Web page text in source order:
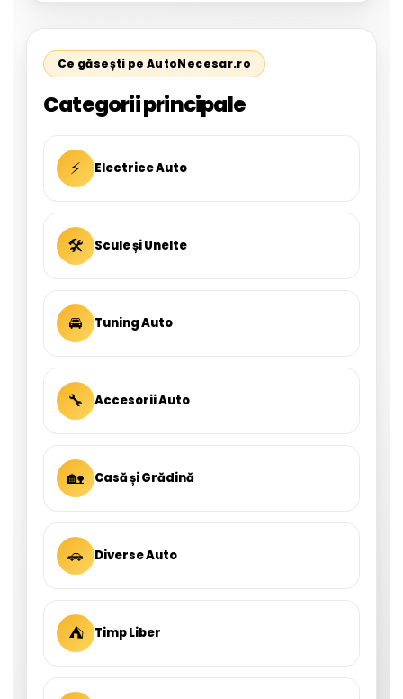
Ce găsești pe AutoNecesar.ro
Categorii principale
⚡ Electrice Auto
🛠 Scule și Unelte
🚘 Tuning Auto
🔧 Accesorii Auto
🏡 Casă și Grădină
🚗 Diverse Auto
⛺ Timp Liber